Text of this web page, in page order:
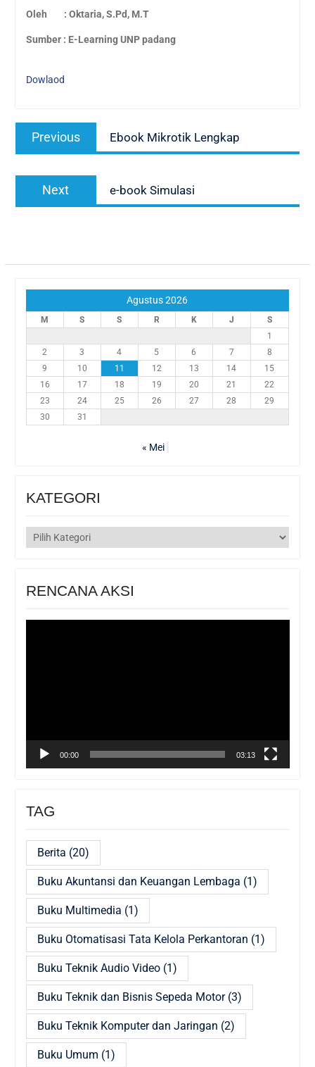
Oleh : Oktaria, S.Pd, M.T
Sumber : E-Learning UNP padang
Dowlaod
Navigasi
posPrevious
Previous
post:
Ebook Mikrotik Lengkap
Next
Next
post:
e-book Simulasi
Agustus 2026
M S S R K J
S
1
2
3 4 5 6 7
8
9
10 11 12 13 14
15
16
17 18 19 20 21
22
23
24 25 26 27 28
29
30
31
« Mei
KATEGORI
KATEGORI
RENCANA AKSI
00:00 03:13
TAG
Berita (20)
Buku Akuntansi dan Keuangan Lembaga (1)
Buku Multimedia (1)
Buku Otomatisasi Tata Kelola Perkantoran (1)
Buku Teknik Audio Video(1)
Buku Teknik dan Bisnis Sepeda Motor(3)
Buku Teknik Komputer dan Jaringan (2)
Buku Umum (1)